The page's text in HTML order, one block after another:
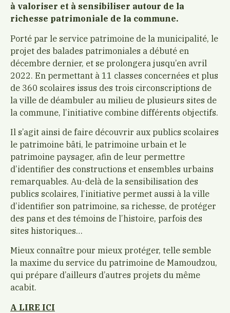
à valoriser et à sensibiliser autour de la
richesse patrimoniale de la commune.
Porté par le service patrimoine de la municipalité, le
projet des balades patrimoniales a débuté en
décembre dernier, et se prolongera jusqu’en avril
2022. En permettant à 11 classes concernées et plus
de 360 scolaires issus des trois circonscriptions de
la ville de déambuler au milieu de plusieurs sites de
la commune, l’initiative combine différents objectifs.
Il s’agit ainsi de faire découvrir aux publics scolaires
le patrimoine bâti, le patrimoine urbain et le
patrimoine paysager, afin de leur permettre
d’identifier des constructions et ensembles urbains
remarquables. Au-delà de la sensibilisation des
publics scolaires, l’initiative permet aussi à la ville
d’identifier son patrimoine, sa richesse, de protéger
des pans et des témoins de l’histoire, parfois des
sites historiques…
Mieux connaître pour mieux protéger, telle semble
la maxime du service du patrimoine de Mamoudzou,
qui prépare d’ailleurs d’autres projets du même
acabit.
A LIRE ICI